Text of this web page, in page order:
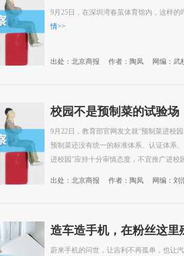
9月25日，在深圳湾春茧体育馆内，这样
情>>
出处：北京商报 作者：陶凤 网编：武
校园不是预制菜的试验场
9月22日，教育部官网发文就“预制菜进校
预制菜还没有统一的标准体系、认证体系
进校园”应持十分审慎态度，不宜推广进校
出处：北京商报 作者：陶凤 网编：刘
造车造手机，在粉丝这里
蔚来手机的问世，让吉利不再孤单，也让